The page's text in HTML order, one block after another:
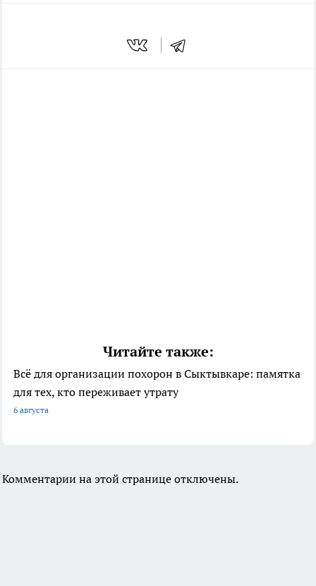
Читайте также:
Всё для организации похорон в Сыктывкаре: памятка
для тех, кто переживает утрату
6 августа
Комментарии на этой странице отключены.